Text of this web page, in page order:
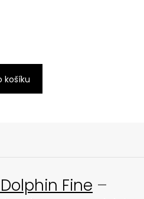
košíku
Fine –